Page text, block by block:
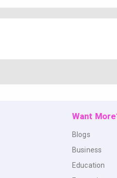
Want
Blogs
Business
Education